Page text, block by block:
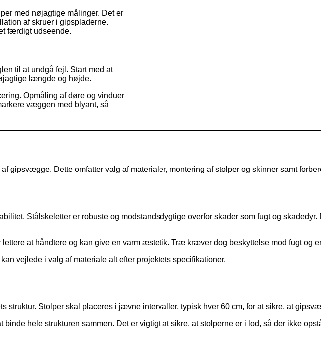
med nøjagtige målinger. Det er
af skruer i gipspladerne.
færdigt udseende.
til at undgå fejl. Start med at
længde og højde.
Opmåling af døre og vinduer
væggen med blyant, så
gipsvægge. Dette omfatter valg af materialer, montering af stolper og skinner samt
Stålskeletter er robuste og modstandsdygtige overfor skader som fugt og
at håndtere og kan give en varm æstetik. Træ kræver dog beskyttelse mod fugt og
vejlede i valg af materiale alt efter projektets specifikationer.
struktur. Stolper skal placeres i jævne intervaller, typisk hver 60 cm, for at sikre, at
hele strukturen sammen. Det er vigtigt at sikre, at stolperne er i lod, så der ikke